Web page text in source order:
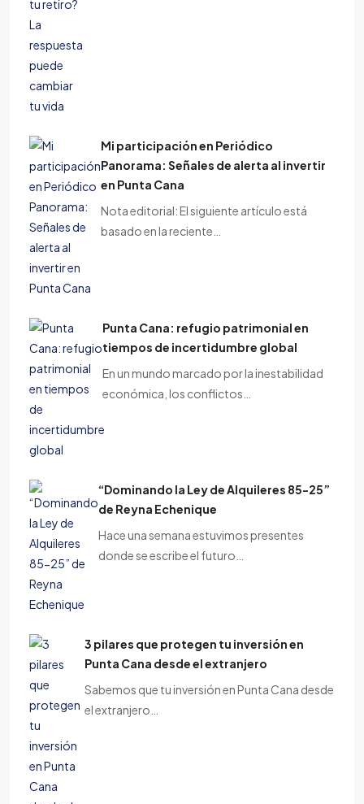
Mi participación en Periódico
Panorama: Señales de alerta al invertir
en Punta Cana
Nota editorial: El siguiente artículo está
basado en la reciente…
Punta Cana: refugio patrimonial en
tiempos de incertidumbre global
En un mundo marcado por la inestabilidad
económica, los conflictos…
“Dominando la Ley de Alquileres 85-25”
de Reyna Echenique
Hace una semana estuvimos presentes
donde se escribe el futuro…
3 pilares que protegen tu inversión en
Punta Cana desde el extranjero
Sabemos que tu inversión en Punta Cana desde
el extranjero…